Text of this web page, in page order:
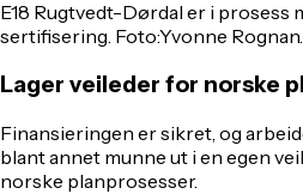
E18 Rugtvedt-Dørdal er i prosess
sertifisering. Foto:Yvonne Rognan.
Lager veileder for norske
Finansieringen er sikret, og
blant annet munne ut i en egen
norske planprosesser.